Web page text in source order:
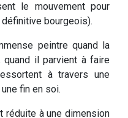
le mouvement pour
bourgeois).
peintre quand la
quand il parvient à faire
à travers une
fin en soi.
réduite à une dimension